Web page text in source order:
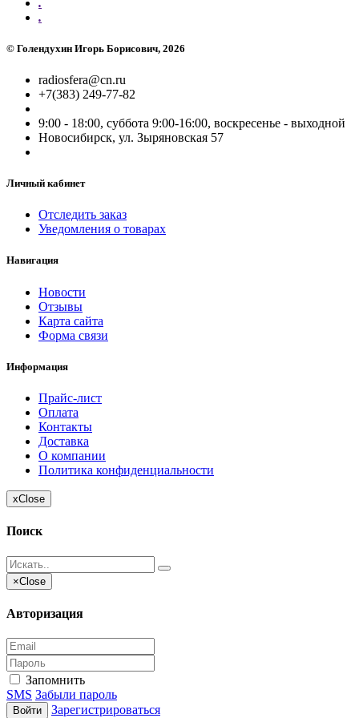
.
© Голендухин Игорь Борисович, 2026
radiosfera@cn.ru
+7(383) 249-77-82
9:00 - 18:00, суббота 9:00-16:00, воскресенье - выходной
Новосибирск, ул. Зыряновская 57
Личный кабинет
Отследить заказ
Уведомления о товарах
Навигация
Новости
Отзывы
Карта сайта
Форма связи
Информация
Прайс-лист
Оплата
Контакты
Доставка
О компании
Политика конфиденциальности
xClose
Поиск
×Close
Авторизация
Запомнить
SMS Забыли пароль
Войти Зарегистрироваться